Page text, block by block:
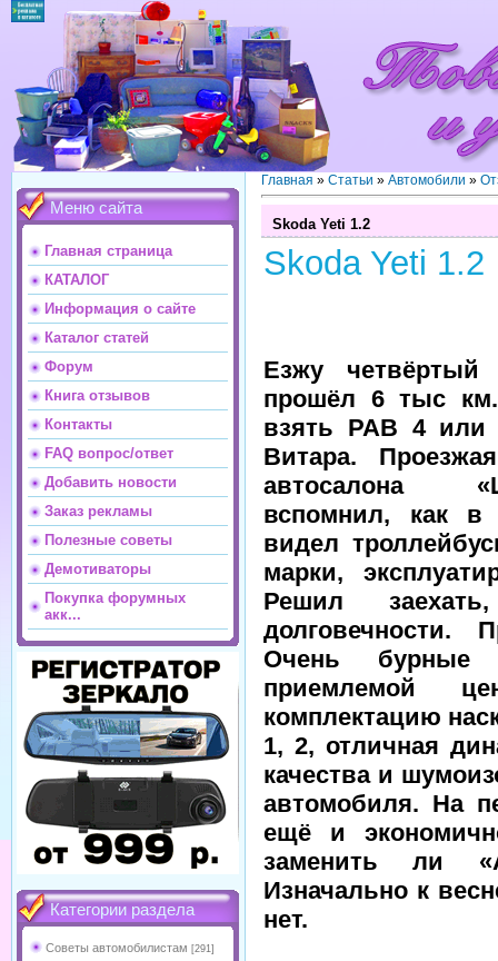
Меню сайта
Главная страница
КАТАЛОГ
Информация о сайте
Каталог статей
Форум
Книга отзывов
Контакты
FAQ вопрос/ответ
Добавить новости
Заказ рекламы
Полезные советы
Демотиваторы
Покупка форумных
акк...
Категории раздела
Советы автомобилистам [291]
Главная » Статьи » Автомобили »
Skoda Yeti 1.2
Skoda Yeti 1.2
Езжу четвёртый
прошёл 6 тыс
взять РАВ 4 или
Витара.
автосалона
вспомнил, как в
видел
марки,
Решил
долговечности.
Очень бурные
приемлемой
комплектацию
1, 2, отличная
качества и
автомобиля. На
ещё и
заменить ли
Изначально к
нет.